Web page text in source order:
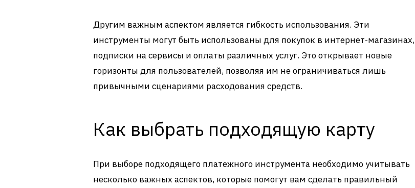
Другим важным аспектом является гибкость использования. Эти
инструменты могут быть использованы для покупок в интернет-магазинах,
подписки на сервисы и оплаты различных услуг. Это открывает новые
горизонты для пользователей, позволяя им не ограничиваться лишь
привычными сценариями расходования средств.
Как выбрать подходящую карту
При выборе подходящего платежного инструмента необходимо учитывать
несколько важных аспектов, которые помогут вам сделать правильный